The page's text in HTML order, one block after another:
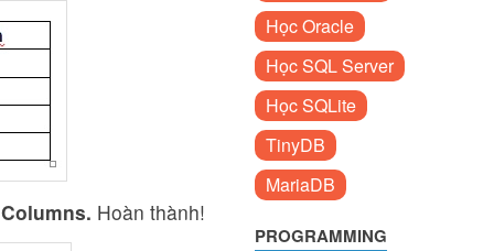
Hoàn thành!
Học Oracle
Học SQL Server
Học SQLite
TinyDB
MariaDB
PROGRAMMING